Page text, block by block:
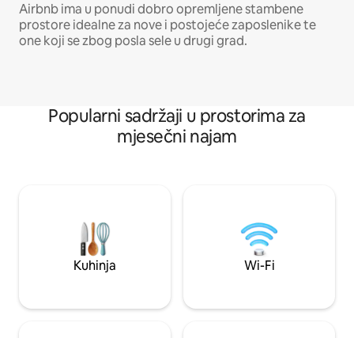
Airbnb ima u ponudi dobro opremljene stambene
prostore idealne za nove i postojeće zaposlenike te
one koji se zbog posla sele u drugi grad.
Popularni sadržaji u prostorima za
mjesečni najam
Kuhinja Wi-Fi